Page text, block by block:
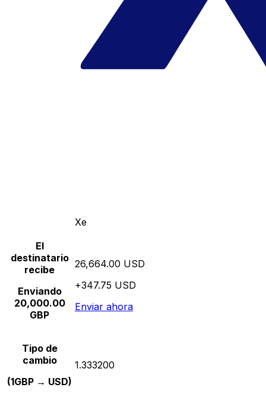
Xe
El
destinatario
recibe
Enviando
20,000.00
GBP
26,664.00 USD
+347.75 USD
Enviar ahora
Tipo de
cambio
(1GBP → USD)
1.333200